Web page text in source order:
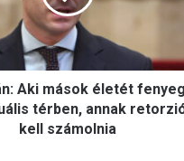
Aki mások életét
térben, annak
kell számolnia